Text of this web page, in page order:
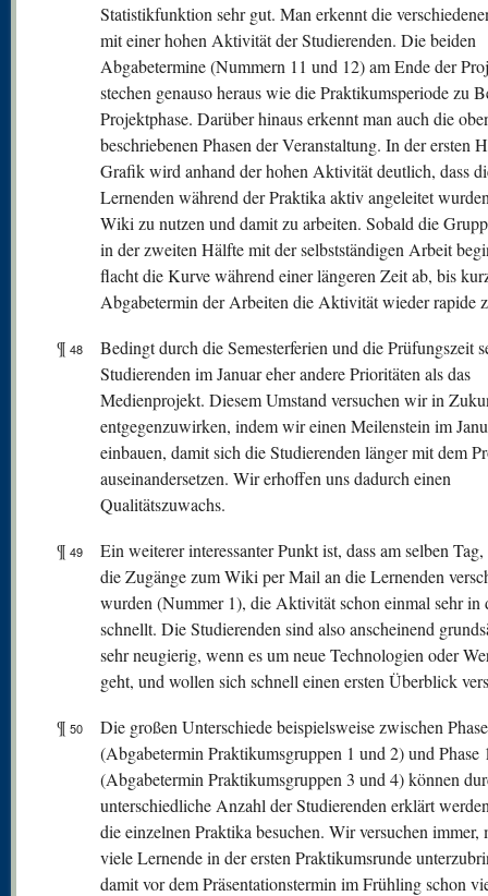
Statistikfunktion sehr gut. Man erkennt die
mit einer hohen Aktivität der Studierenden. Die beiden
Abgabetermine (Nummern 11 und 12) am Ende der
stechen genauso heraus wie die Praktikumsperiode zu
Projektphase. Darüber hinaus erkennt man auch die
beschriebenen Phasen der Veranstaltung. In der ersten
Grafik wird anhand der hohen Aktivität deutlich, dass
Lernenden während der Praktika aktiv angeleitet
Wiki zu nutzen und damit zu arbeiten. Sobald die
in der zweiten Hälfte mit der selbstständigen Arbeit
flacht die Kurve während einer längeren Zeit ab, bis
Abgabetermin der Arbeiten die Aktivität wieder rapide
¶ 48
Bedingt durch die Semesterferien und die Prüfungszeit
Studierenden im Januar eher andere Prioritäten als das
Medienprojekt. Diesem Umstand versuchen wir in
entgegenzuwirken, indem wir einen Meilenstein im
einbauen, damit sich die Studierenden länger mit dem
auseinandersetzen. Wir erhoffen uns dadurch einen
Qualitätszuwachs.
¶ 49
Ein weiterer interessanter Punkt ist, dass am selben
die Zugänge zum Wiki per Mail an die Lernenden
wurden (Nummer 1), die Aktivität schon einmal sehr in
schnellt. Die Studierenden sind also anscheinend
sehr neugierig, wenn es um neue Technologien oder
geht, und wollen sich schnell einen ersten Überblick
¶ 50
Die großen Unterschiede beispielsweise zwischen
(Abgabetermin Praktikumsgruppen 1 und 2) und Phase
(Abgabetermin Praktikumsgruppen 3 und 4) können
unterschiedliche Anzahl der Studierenden erklärt
die einzelnen Praktika besuchen. Wir versuchen immer,
viele Lernende in der ersten Praktikumsrunde
damit vor dem Präsentationstermin im Frühling schon